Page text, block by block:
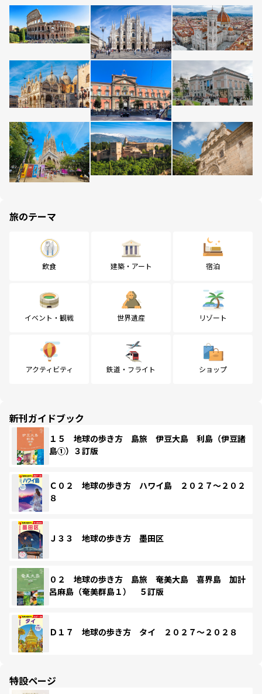
旅のテーマ
飲食 建築・アート 宿泊
イベント・観戦 世界遺産 リゾート
アクティビティ 鉄道・フライト ショップ
新刊ガイドブック
１５ 地球の歩き方 島旅 伊豆大島 利島（伊豆諸
島①）３訂版
Ｃ０２ 地球の歩き方 ハワイ島 ２０２７～２０２
８
Ｊ３３ 地球の歩き方 墨田区
０２ 地球の歩き方 島旅 奄美大島 喜界島 加計
呂麻島（奄美群島１） ５訂版
Ｄ１７ 地球の歩き方 タイ ２０２７～２０２８
特設ページ